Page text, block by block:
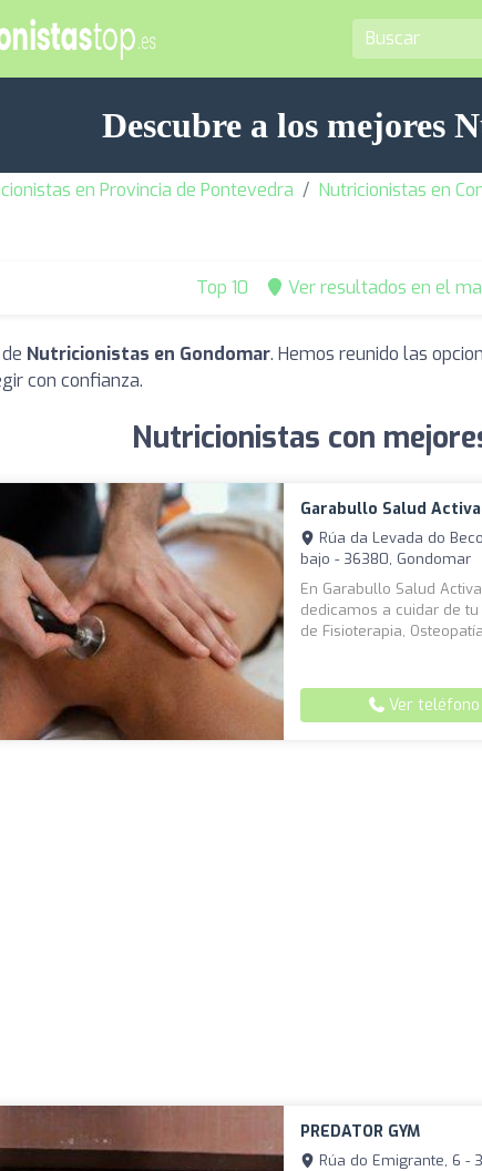
Descubre a los mejores
en Provincia de Pontevedra Nutricionistas en
Top 10 Ver resultados en el
Nutricionistas en Gondomar. Hemos reunido las
con confianza.
Nutricionistas con
Garabullo Salud Activa
Rúa da Levada do
bajo - 36380, Gondomar
En Garabullo Salud
dedicamos a cuidar de
de Fisioterapia,
Ver teléfono
PREDATOR GYM
Rúa do Emigrante, 6 -